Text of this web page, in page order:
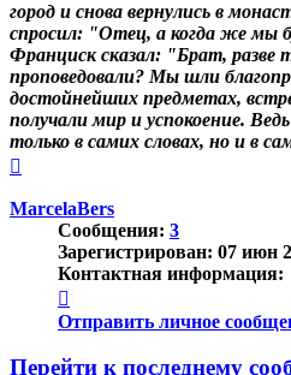
город и снова вернулись в
спросил: "Отец, а когда же мы
Франциск сказал: "Брат, разве
проповедовали? Мы шли
достойнейших предметах,
получали мир и успокоение.
только в самих словах, но и в
началу
MarcelaBers
Сообщения: 3
Зарегистрирован: 07 июн
Контактная информация:
информация
пользователя
MarcelaBers
Отправить личное
Перейти к последнему